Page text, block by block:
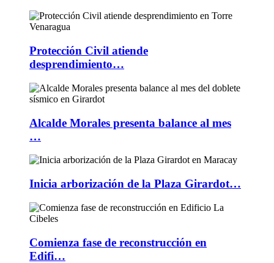
Protección Civil atiende
desprendimiento…
Alcalde Morales presenta balance al mes
…
Inicia arborización de la Plaza Girardot…
Comienza fase de reconstrucción en
Edifi…